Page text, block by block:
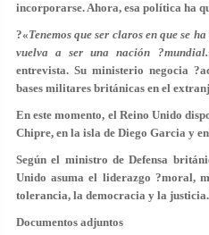
incorporarse. Ahora, esa política ha
?«Tenemos que ser claros en que se
vuelva a ser una nación ?mundial.
entrevista. Su ministerio negocia
bases militares británicas en el
En este momento, el Reino Unido
Chipre, en la isla de Diego Garcia y
Según el ministro de Defensa
Unido asuma el liderazgo ?moral,
tolerancia, la democracia y la
Documentos adjuntos